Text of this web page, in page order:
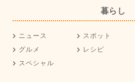
暮らし
ニュース スポット
グルメ
レシピ
スペシャル